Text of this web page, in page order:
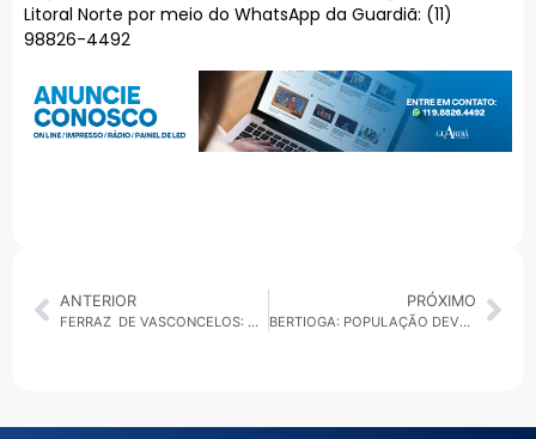
Litoral Norte por meio do WhatsApp da Guardiã: (11)
98826-4492
ANTERIOR
FERRAZ DE VASCONCELOS: CGM RESGATA 16 ANIMAIS EM CONDIÇÕES DE MAUS TRATOS
PRÓXIMO
BERTIOGA: POPULAÇÃO DEVE REDOBRAR CUIDADOS COM FOCOS DE DENGUE NO INVERNO, PERÍODO EM QUE OS OVOS SÃO BOTADOS